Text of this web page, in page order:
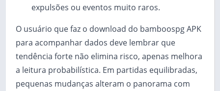
expulsões ou eventos muito raros.
O usuário que faz o download do bamboospg APK
para acompanhar dados deve lembrar que
tendência forte não elimina risco, apenas melhora
a leitura probabilística. Em partidas equilibradas,
pequenas mudanças alteram o panorama com